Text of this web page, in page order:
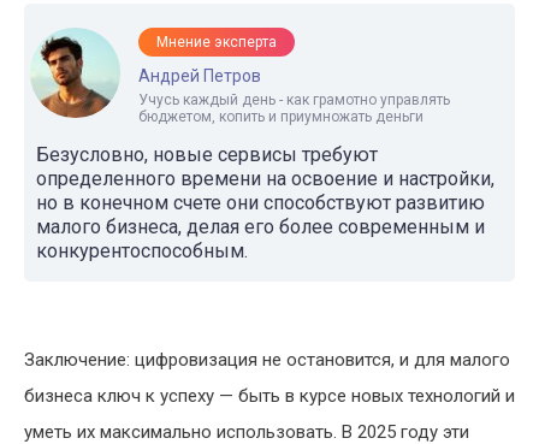
Мнение эксперта
Андрей Петров
Учусь каждый день - как грамотно управлять
бюджетом, копить и приумножать деньги
Безусловно, новые сервисы требуют
определенного времени на освоение и настройки,
но в конечном счете они способствуют развитию
малого бизнеса, делая его более современным и
конкурентоспособным.
Заключение: цифровизация не остановится, и для малого
бизнеса ключ к успеху — быть в курсе новых технологий и
уметь их максимально использовать. В 2025 году эти